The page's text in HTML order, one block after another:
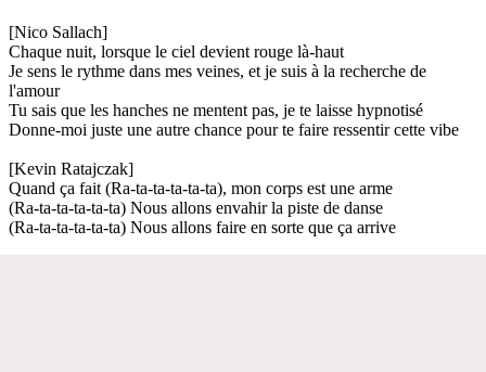
[Nico Sallach]
Chaque nuit, lorsque le ciel devient rouge là-haut
Je sens le rythme dans mes veines, et je suis à la recherche de
l'amour
Tu sais que les hanches ne mentent pas, je te laisse hypnotisé
Donne-moi juste une autre chance pour te faire ressentir cette vibe
[Kevin Ratajczak]
Quand ça fait (Ra-ta-ta-ta-ta-ta), mon corps est une arme
(Ra-ta-ta-ta-ta-ta) Nous allons envahir la piste de danse
(Ra-ta-ta-ta-ta-ta) Nous allons faire en sorte que ça arrive